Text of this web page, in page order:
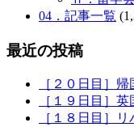
04．記事一覧
最近の投稿
［２０日目］帰
［１９日目］
［１８日目］